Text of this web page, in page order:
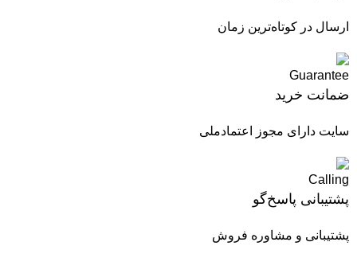
ارسال در کوتاه‌ترین زمان
ضمانت خرید
سایت دارای مجوز اعتمادملی
پشتیبانی پاسخ‌گو
پشتیبانی و مشاوره فروش